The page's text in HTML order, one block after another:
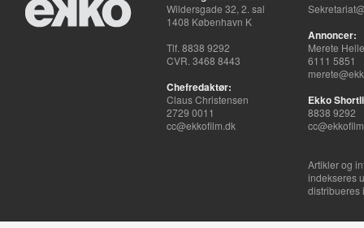
Wildersgade 32, 2. sal
1408 København K
Tlf. 8838 9292
CVR. 3468 8443
Chefredaktør:
Claus Christensen
2729 0011
cc@ekkofilm.dk
Annoncer:
Merete
6111 5851
Ekko
8838 9292
Artikler og
indekseres
distribueres